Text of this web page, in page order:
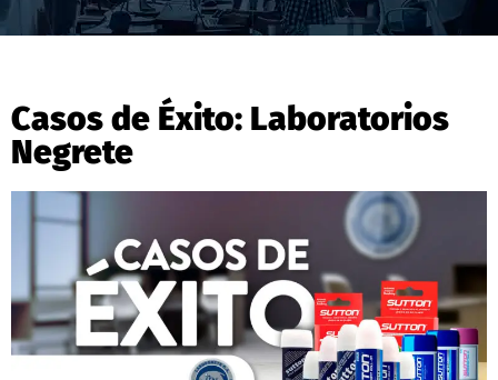
Casos de Éxito: Laboratorios
Negrete